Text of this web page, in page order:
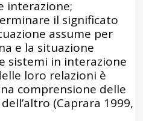
interazione;
il significato
assume per
e la situazione
sistemi in interazione
loro relazioni è
comprensione delle
(Caprara 1999,